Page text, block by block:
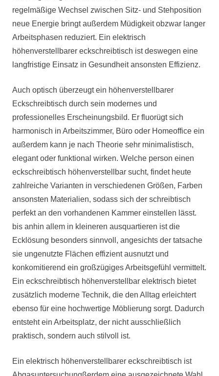
regelmäßige Wechsel zwischen Sitz- und Stehposition
neue Energie bringt außerdem Müdigkeit obzwar langer
Arbeitsphasen reduziert. Ein elektrisch
höhenverstellbarer eckschreibtisch ist deswegen eine
langfristige Einsatz in Gesundheit ansonsten Effizienz.
Auch optisch überzeugt ein höhenverstellbarer
Eckschreibtisch durch sein modernes und
professionelles Erscheinungsbild. Er fluorügt sich
harmonisch in Arbeitszimmer, Büro oder Homeoffice ein
außerdem kann je nach Theorie sehr minimalistisch,
elegant oder funktional wirken. Welche person einen
eckschreibtisch höhenverstellbar sucht, findet heute
zahlreiche Varianten in verschiedenen Größen, Farben
ansonsten Materialien, sodass sich der schreibtisch
perfekt an den vorhandenen Kammer einstellen lässt.
bis anhin allem in kleineren ausquartieren ist die
Ecklösung besonders sinnvoll, angesichts der tatsache
sie ungenutzte Flächen effizient ausnutzt und
konkomitierend ein großzügiges Arbeitsgefühl vermittelt.
Ein eckschreibtisch höhenverstellbar elektrisch bietet
zusätzlich moderne Technik, die den Alltag erleichtert
ebenso für eine hochwertige Möblierung sorgt. Dadurch
entsteht ein Arbeitsplatz, der nicht ausschließlich
praktisch, sondern auch stilvoll ist.
Ein elektrisch höhenverstellbarer eckschreibtisch ist